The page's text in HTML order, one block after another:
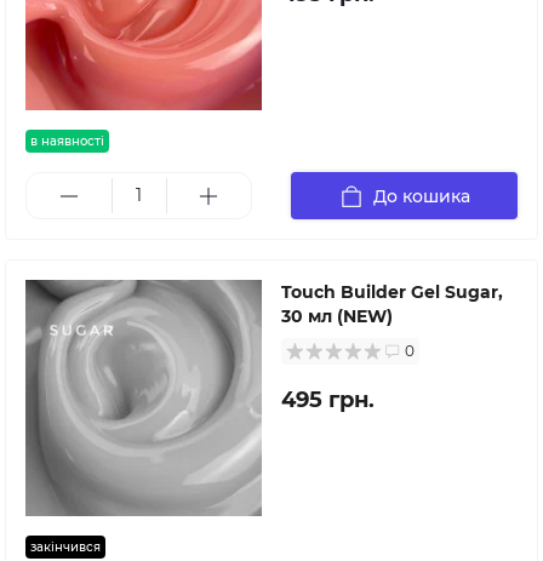
в наявності
До кошика
закінчився
Touch Builder Gel Sugar,
30 мл (NEW)
0
495 грн.